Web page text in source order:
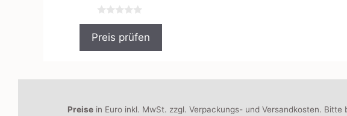
0
o
Preis prüfen
Preise in Euro inkl. MwSt. zzgl. Verpackungs- und Versandkosten. Bitte